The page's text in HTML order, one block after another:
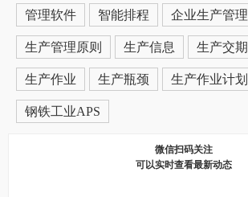
管理软件 智能排程 企业生产管理
生产管理原则 生产信息 生产交期
生产作业 生产瓶颈 生产作业计划
钢铁工业APS
微信扫码关注
可以实时查看最新动态